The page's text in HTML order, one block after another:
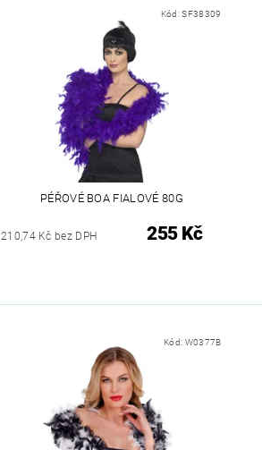
Kód:SF38309
PÉŘOVÉ BOA FIALOVÉ 80G
210,74 Kč bez DPH 255 Kč
Kód: W0377B